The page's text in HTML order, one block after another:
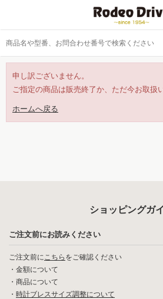
申し訳ございません。
ご指定の商品は販売終了か、ただ今お取扱
ホームへ戻る
ショッピングガ
ご注文前にお読みください
ご注文前にこちら をご確認ください
・ 金額について
・ 商品について
・ 時計ブレスサイズ調整について